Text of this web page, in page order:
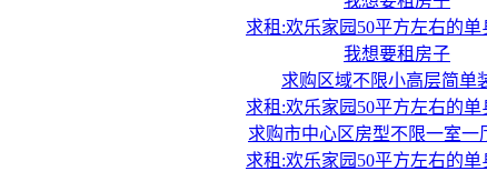
求租:欢乐家园50平方左右的单
我想要租房子
求购区域不限小高层简单
求租:欢乐家园50平方左右的单
求购市中心区房型不限一室一
求租:欢乐家园50平方左右的单